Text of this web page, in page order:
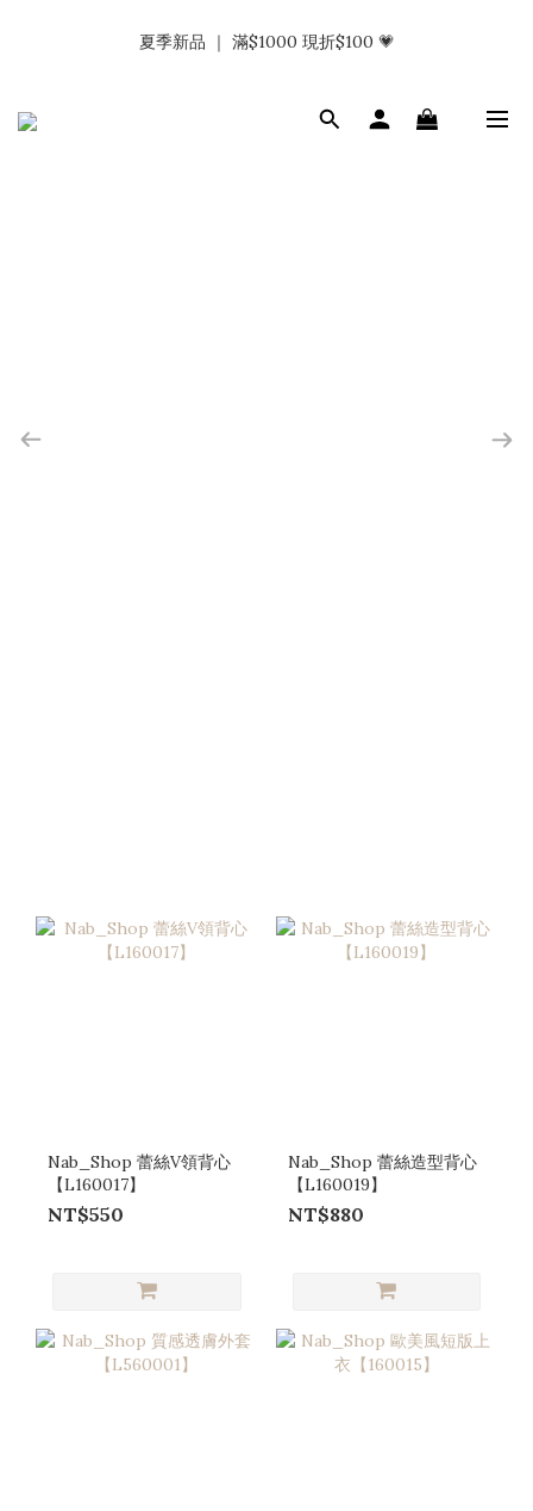
金.ᐟ.ᐟ
夏季新品 ｜ 滿$1000 現折$100 💗
𝗡𝗮𝗯_𝗚𝗶𝗿𝗹𝘀大量募集中｜於社群分享標記回傳 找小編領取購物
Nab_Shop 蕾絲V領背心
【L160017】
NT$550
Nab_Shop 蕾絲造型背心
【L160019】
NT$880